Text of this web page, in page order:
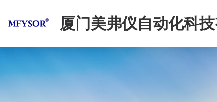
厦门美弗仪自动化科
司